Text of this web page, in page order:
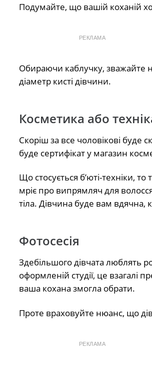
Подумайте, що вашій коханій
РЕКЛАМА
Обираючи каблучку, зважайте
діаметр кисті дівчини.
Косметика або
Скоріш за все чоловікові буде
буде сертифікат у магазин
Що стосується б’юті-техніки,
мріє про випрямляч для
тіла. Дівчина буде вам вдячна,
Фотосесія
Здебільшого дівчата люблять
оформленій студії, це взагалі
ваша кохана змогла обрати.
Проте враховуйте нюанс, що
РЕКЛАМА